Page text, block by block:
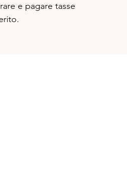
e pagare tasse